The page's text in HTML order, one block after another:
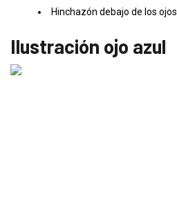
Hinchazón debajo de los ojos
Ilustración ojo azul